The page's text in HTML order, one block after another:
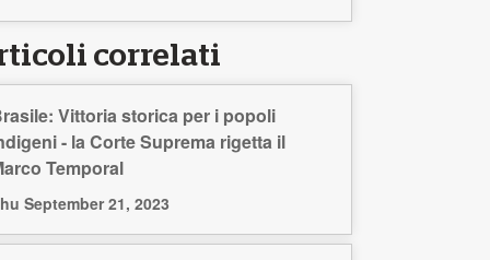
correlati
Vittoria storica per i popoli
- la Corte Suprema rigetta il
Temporal
September 21, 2023